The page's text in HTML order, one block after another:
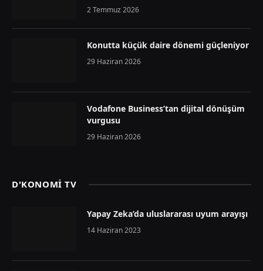
2 Temmuz 2026
Konutta küçük daire dönemi güçleniyor
29 Haziran 2026
Vodafone Business’tan dijital dönüşüm
vurgusu
29 Haziran 2026
D'KONOMİ TV
Yapay Zeka’da uluslararası uyum arayışı
14 Haziran 2023